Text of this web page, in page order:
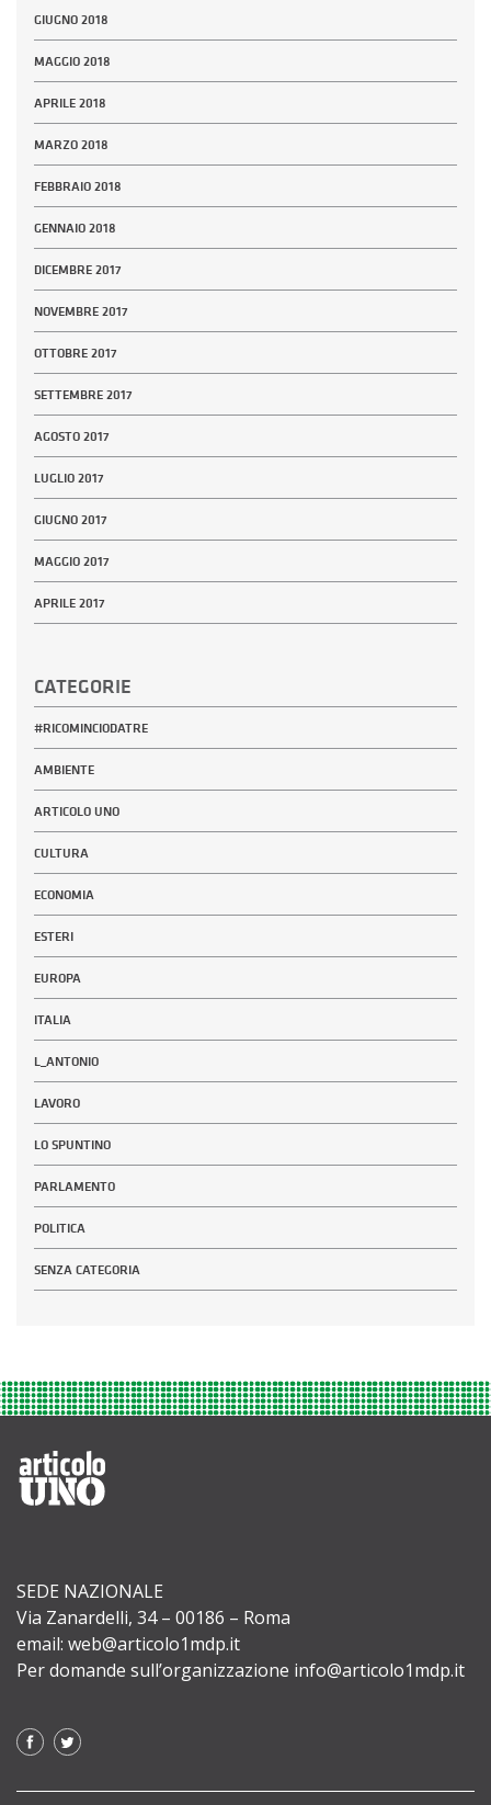
GIUGNO 2018
MAGGIO 2018
APRILE 2018
MARZO 2018
FEBBRAIO 2018
GENNAIO 2018
DICEMBRE 2017
NOVEMBRE 2017
OTTOBRE 2017
SETTEMBRE 2017
AGOSTO 2017
LUGLIO 2017
GIUGNO 2017
MAGGIO 2017
APRILE 2017
CATEGORIE
#RICOMINCIODATRE
AMBIENTE
ARTICOLO UNO
CULTURA
ECONOMIA
ESTERI
EUROPA
ITALIA
L_ANTONIO
LAVORO
LO SPUNTINO
PARLAMENTO
POLITICA
SENZA CATEGORIA
SEDE NAZIONALE
Via Zanardelli, 34 – 00186 – Roma
email: web@articolo1mdp.it
Per domande sull’organizzazione info@articolo1mdp.it